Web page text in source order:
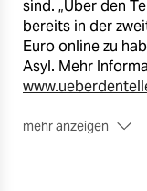
sind. „Über den
bereits in der
Euro online zu
Asyl. Mehr
mehr anzeigen